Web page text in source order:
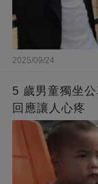
2025/09/24
5 歲男童獨坐
回應讓人心疼